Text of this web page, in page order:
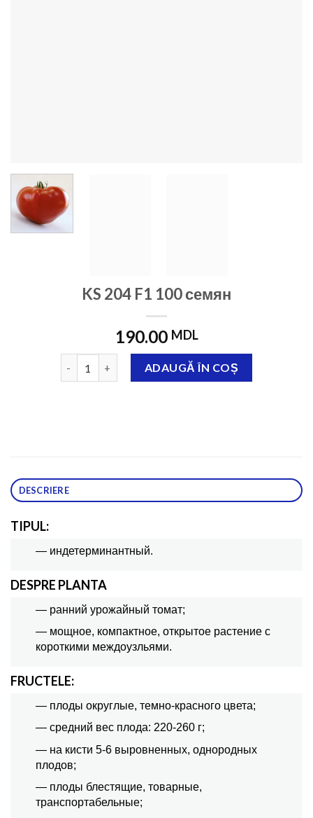
KS 204 F1 100 семян
190.00 MDL
Cantitate KS 204 F1 100 семян
ADAUGĂ ÎN COȘ
DESCRIERE
TIPUL:
— индетерминантный.
DESPRE PLANTA
— ранний урожайный томат;
— мощное, компактное, открытое растение с
короткими междоузльями.
FRUCTELE:
— плоды округлые, темно-красного цвета;
— средний вес плода: 220-260 г;
— на кисти 5-6 выровненных, однородных
плодов;
— плоды блестящие, товарные,
транспортабельные;